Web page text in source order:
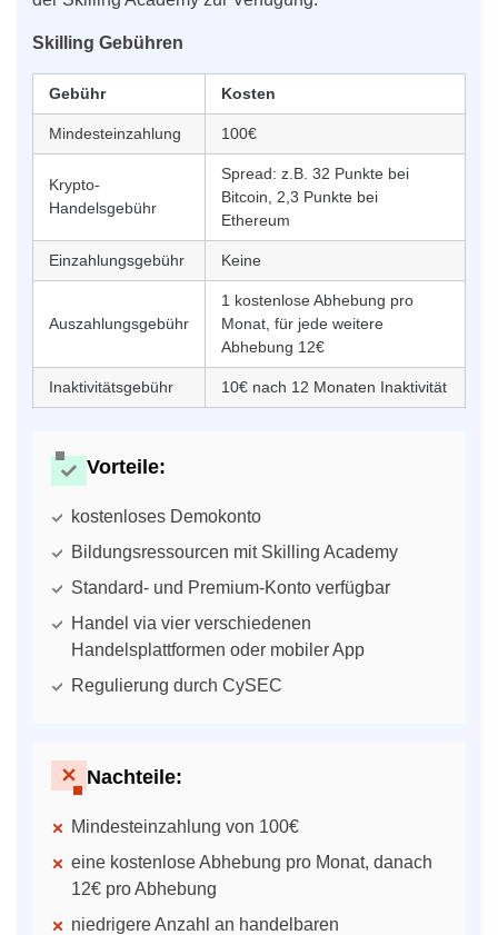
Skilling Gebühren
Gebühr Kosten
Mindesteinzahlung 100€
Krypto-
Handelsgebühr
Spread: z.B. 32 Punkte bei
Bitcoin, 2,3 Punkte bei
Ethereum
Einzahlungsgebühr Keine
Auszahlungsgebühr
1 kostenlose Abhebung pro
Monat, für jede weitere
Abhebung 12€
Inaktivitätsgebühr 10€ nach 12 Monaten Inaktivität
Vorteile:
kostenloses Demokonto
Bildungsressourcen mit Skilling Academy
Standard- und Premium-Konto verfügbar
Handel via vier verschiedenen
Handelsplattformen oder mobiler App
Regulierung durch CySEC
Nachteile:
Mindesteinzahlung von 100€
eine kostenlose Abhebung pro Monat, danach
12€ pro Abhebung
niedrigere Anzahl an handelbaren